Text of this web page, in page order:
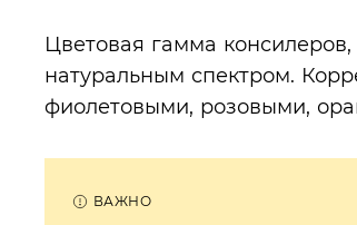
Цветовая гамма
натуральным спектром.
фиолетовыми, розовыми,